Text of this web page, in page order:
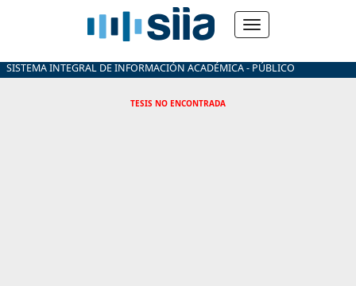
SISTEMA INTEGRAL DE INFORMACIÓN ACADÉMICA - PÚBLICO
TESIS NO ENCONTRADA